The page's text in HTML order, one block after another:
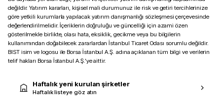
değildir. Yatırım kararları, kişisel mali durumunuz ile risk ve getiri tercihlerinize
göre yetkili kurumlarla yapılacak yatırım danışmanlığı sözleşmesi çerçevesinde
değerlendirilmelidir. İçeriklerin doğruluğu ve güncelliği için azami özen
gösterilmekle birlikte, olası hata, eksiklik, gecikme veya bu bilgilerin
kullanımından doğabilecek zararlardan İstanbul Ticaret Odası sorumlu değildir.
BIST isim ve logosu ile Borsa İstanbul A.Ş. adına açıklanan tüm bilgi ve verilerin
telif hakları Borsa İstanbul A.Ş.’ye aittir.
Haftalık yeni kurulan şirketler
Haftalık listeye göz atın